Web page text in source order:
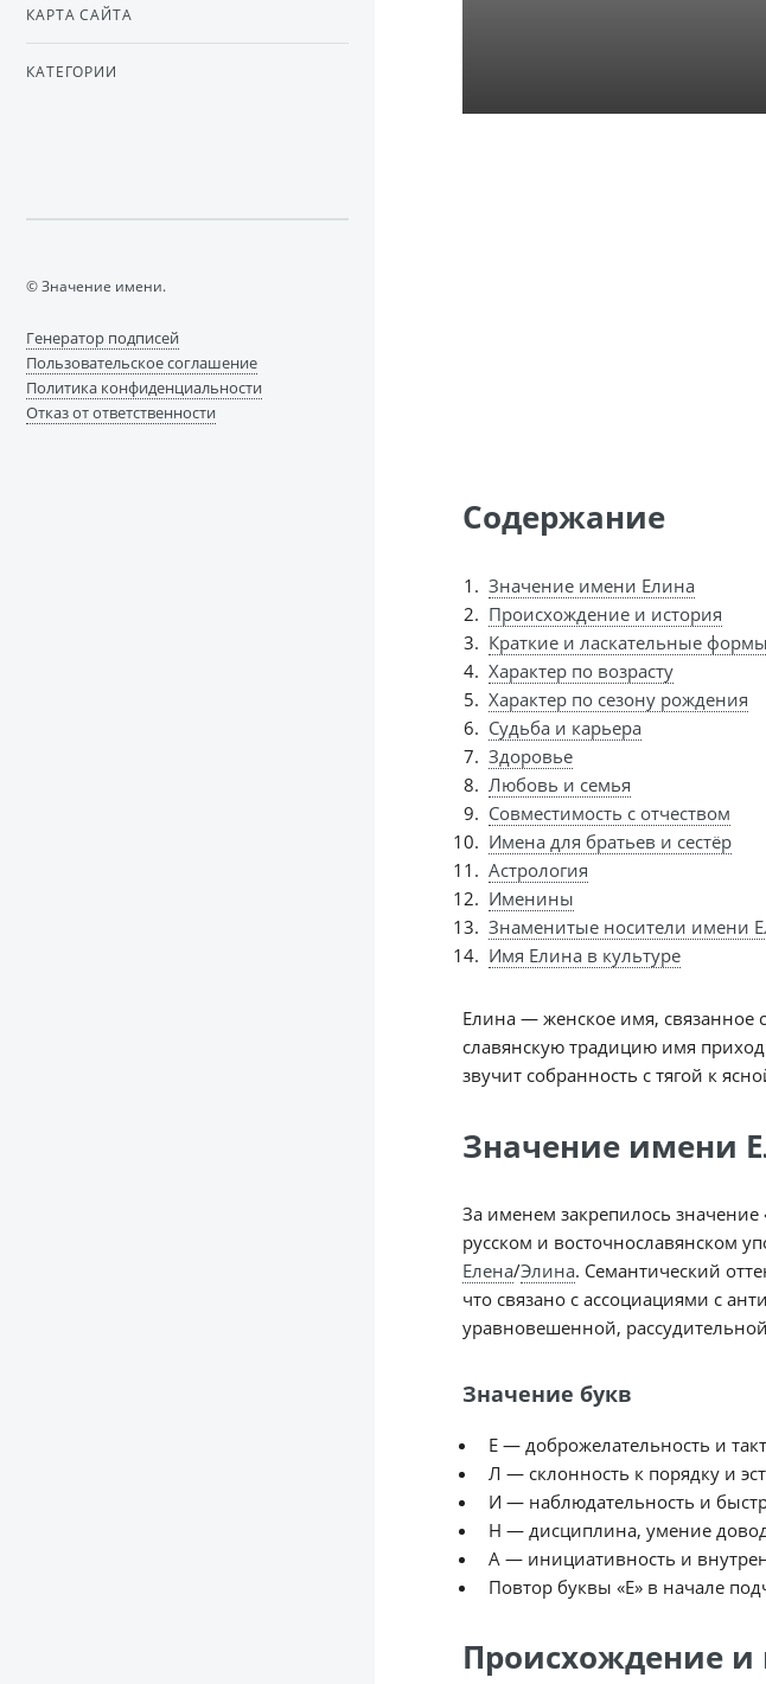
Содержание
Значение имени Елина
Происхождение и история
Краткие и ласкательные формы
Характер по возрасту
Характер по сезону рождения
Судьба и карьера
Здоровье
Любовь и семья
Совместимость с отчеством
Имена для братьев и сестёр
Астрология
Именины
Знаменитые носители имени
Имя Елина в культуре
Елина — женское имя, связанное
славянскую традицию имя
звучит собранность с тягой к
Значение имени
За именем закрепилось значение
русском и восточнославянском
Елена/Элина. Семантический
что связано с ассоциациями с
уравновешенной,
Значение букв
Е — доброжелательность и
Л — склонность к порядку и
И — наблюдательность и
Н — дисциплина, умение
А — инициативность и
Повтор буквы «Е» в начале
Происхождение и
КАРТА САЙТА
КАТЕГОРИИ
© Значение имени.
Генератор подписей
Пользовательское соглашение
Политика конфиденциальности
Отказ от ответственности